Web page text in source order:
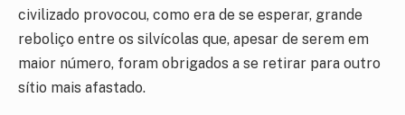
civilizado provocou, como era de se esperar, grande
reboliço entre os silvícolas que, apesar de serem em
maior número, foram obrigados a se retirar para outro
sítio mais afastado.